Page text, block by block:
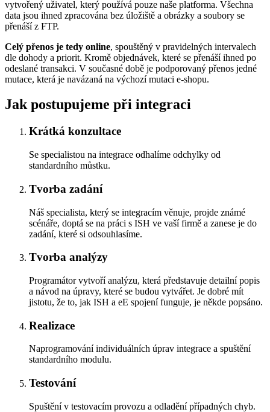
vytvořený uživatel, který používá pouze naše platforma. Všechna
data jsou ihned zpracována bez úložiště a obrázky a soubory se
přenáší z FTP.
Celý přenos je tedy online, spouštěný v pravidelných intervalech
dle dohody a priorit. Kromě objednávek, které se přenáší ihned po
odeslané transakci. V současné době je podporovaný přenos jedné
mutace, která je navázaná na výchozí mutaci e-shopu.
Jak postupujeme při integraci
Krátká konzultace
Se specialistou na integrace odhalíme odchylky od
standardního můstku.
Tvorba zadání
Náš specialista, který se integracím věnuje, projde známé
scénáře, doptá se na práci s ISH ve vaší firmě a zanese je do
zadání, které si odsouhlasíme.
Tvorba analýzy
Programátor vytvoří analýzu, která představuje detailní popis
a návod na úpravy, které se budou vytvářet. Je dobré mít
jistotu, že to, jak ISH a eE spojení funguje, je někde popsáno.
Realizace
Naprogramování individuálních úprav integrace a spuštění
standardního modulu.
Testování
Spuštění v testovacím provozu a odladění případných chyb.